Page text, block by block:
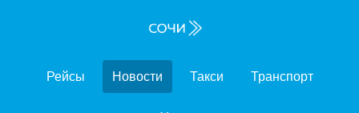
Рейсы Новости Такси Транспорт